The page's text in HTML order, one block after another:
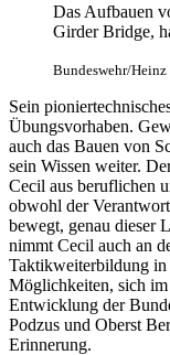
Das Aufbauen
GirderBridge,
Bundeswehr/
Sein
Übungsvorhaben.
auch das Bauen von
sein Wissen weiter.
Cecil aus beruflichen
obwohl der
bewegt, genau dieser
nimmt Cecil auch an
Taktikweiterbildung
Möglichkeiten, sich
Entwicklung der
Podzus und Oberst
Erinnerung.